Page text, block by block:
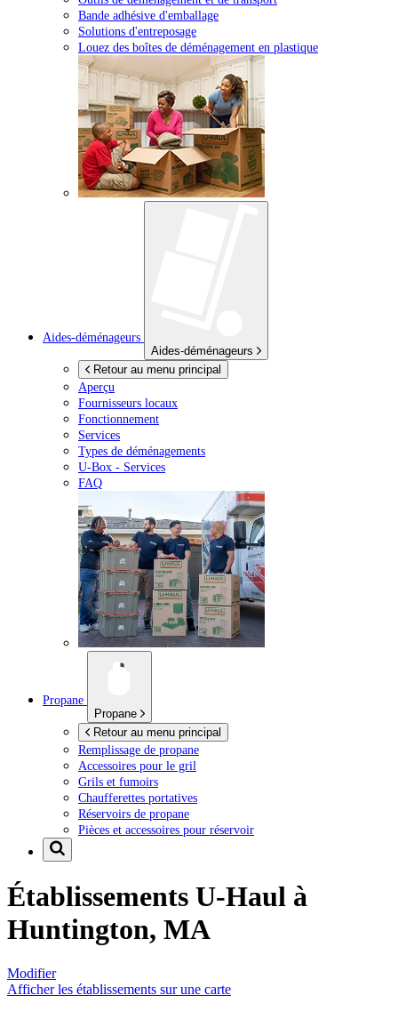
Bande adhésive d'emballage
Solutions d'entreposage
Louez des boîtes de déménagement en plastique
Aides-déménageurs
Aides-déménageurs
Retour au menu principal
Aperçu
Fournisseurs locaux
Fonctionnement
Services
Types de déménagements
U-Box - Services
FAQ
Propane
Propane
Retour au menu principal
Remplissage de propane
Accessoires pour le gril
Grils et fumoirs
Chaufferettes portatives
Réservoirs de propane
Pièces et accessoires pour réservoir
Établissements U-Haul à
Huntington, MA
Modifier
Afficher les établissements sur une carte